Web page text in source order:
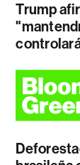
Trump